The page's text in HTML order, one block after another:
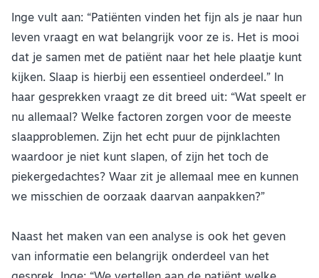
Inge vult aan: “Patiënten vinden het fijn als je naar hun
leven vraagt en wat belangrijk voor ze is. Het is mooi
dat je samen met de patiënt naar het hele plaatje kunt
kijken. Slaap is hierbij een essentieel onderdeel.” In
haar gesprekken vraagt ze dit breed uit: “Wat speelt er
nu allemaal? Welke factoren zorgen voor de meeste
slaapproblemen. Zijn het echt puur de pijnklachten
waardoor je niet kunt slapen, of zijn het toch de
piekergedachtes? Waar zit je allemaal mee en kunnen
we misschien de oorzaak daarvan aanpakken?”
Naast het maken van een analyse is ook het geven
van informatie een belangrijk onderdeel van het